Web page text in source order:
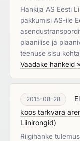
Hankija AS Eesti
pakkumisi AS-ile
plaanilise ja
teenuse sisu
Vaadake hankeid »
2015-08-28
koos tarkvara
Liinirongid)
Riigihanke